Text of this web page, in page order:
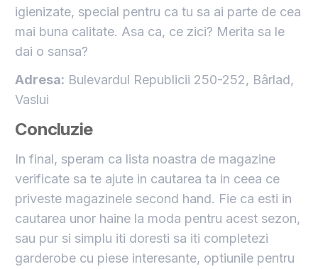
igienizate, special pentru ca tu sa ai parte de cea
mai buna calitate. Asa ca, ce zici? Merita sa le
dai o sansa?
Adresa: Bulevardul Republicii 250-252, Bârlad,
Vaslui
Concluzie
In final, speram ca lista noastra de magazine
verificate sa te ajute in cautarea ta in ceea ce
priveste magazinele second hand. Fie ca esti in
cautarea unor haine la moda pentru acest sezon,
sau pur si simplu iti doresti sa iti completezi
garderobe cu piese interesante, optiunile pentru